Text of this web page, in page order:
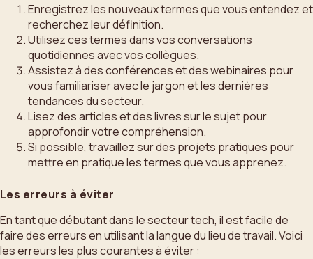
Enregistrez les nouveaux termes que vous entendez et
recherchez leur définition.
Utilisez ces termes dans vos conversations
quotidiennes avec vos collègues.
Assistez à des conférences et des webinaires pour
vous familiariser avec le jargon et les dernières
tendances du secteur.
Lisez des articles et des livres sur le sujet pour
approfondir votre compréhension.
Si possible, travaillez sur des projets pratiques pour
mettre en pratique les termes que vous apprenez.
Les erreurs à éviter
En tant que débutant dans le secteur tech, il est facile de
faire des erreurs en utilisant la langue du lieu de travail. Voici
les erreurs les plus courantes à éviter :